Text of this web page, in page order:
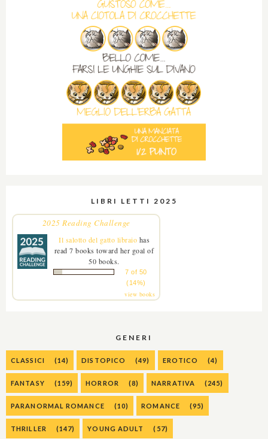
LIBRI LETTI 2025
2025 Reading Challenge
Il salotto del gatto libraio has
read 7 books toward her goal of
50 books.
7 of 50
(14%)
view books
GENERI
CLASSICI (14) DISTOPICO (49) EROTICO (4)
FANTASY (159) HORROR (8) NARRATIVA (245)
PARANORMAL ROMANCE (10) ROMANCE (95)
THRILLER (147) YOUNG ADULT (57)